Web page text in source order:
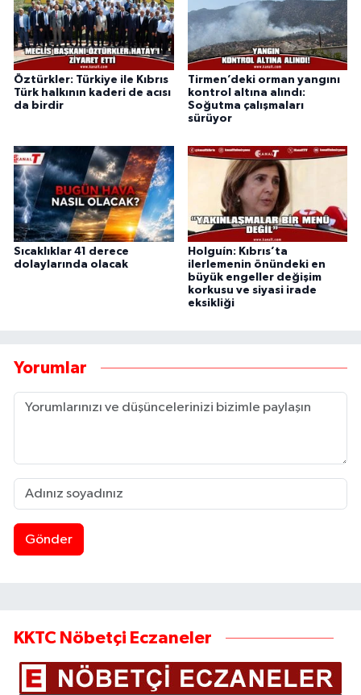
Öztürkler: Türkiye ile Kıbrıs
Türk halkının kaderi de acısı
da birdir
Tirmen’deki orman yangını
kontrol altına alındı:
Soğutma çalışmaları
sürüyor
Sıcaklıklar 41 derece
dolaylarında olacak
Holguín: Kıbrıs’ta
ilerlemenin önündeki en
büyük engeller değişim
korkusu ve siyasi irade
eksikliği
Yorumlar
Gönder
KKTC Nöbetçi Eczaneler